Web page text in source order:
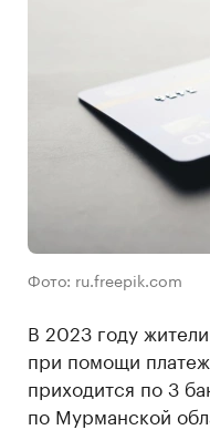
Фото: ru.freepik.com
В 2023 году
при помощи
приходится по 3
по Мурманской